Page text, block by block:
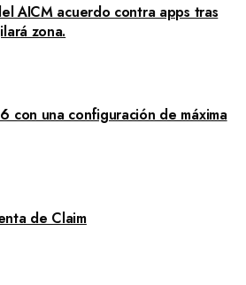
AICM acuerdo contra apps tras
zona.
con una configuración de máxima
de Claim